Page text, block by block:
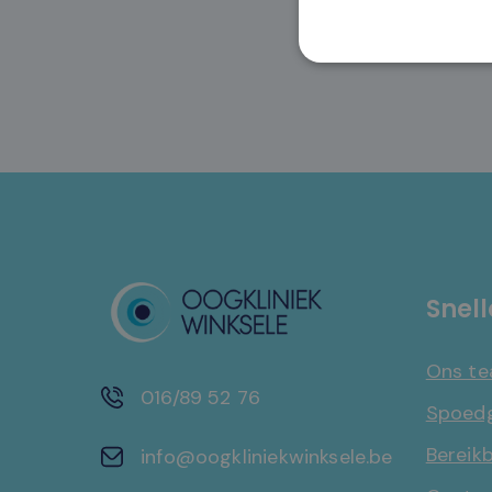
016/89 52 76
info@oogkliniekwinksele.be
Ons